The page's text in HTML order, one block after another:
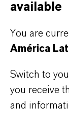
Contacto
Jarinu
available
You are
América
Switch to
you receive
and